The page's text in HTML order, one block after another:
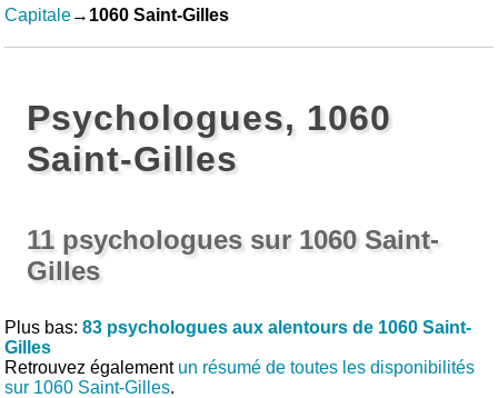
Capitale→ 1060 Saint-Gilles
Psychologues, 1060
Saint-Gilles
11 psychologues sur 1060 Saint-
Gilles
Plus bas:83 psychologues aux alentours de 1060 Saint-
Gilles
Retrouvez également un résumé de toutes les disponibilités
sur 1060 Saint-Gilles.